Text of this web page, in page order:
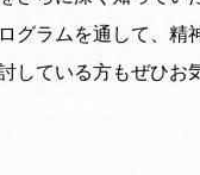
ラムを通して、精
ている方もぜひお